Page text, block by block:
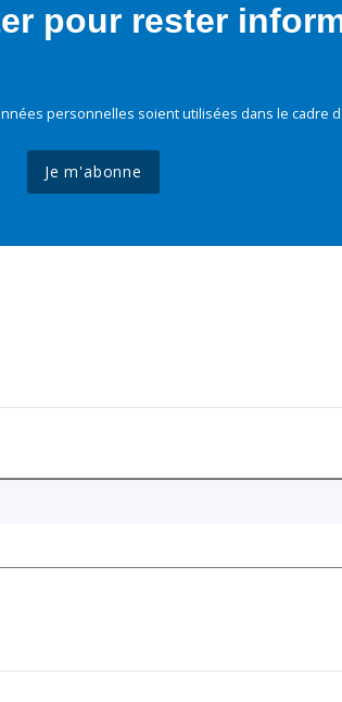
pour rester
personnelles soient utilisées dans le cadre
Je m'abonne